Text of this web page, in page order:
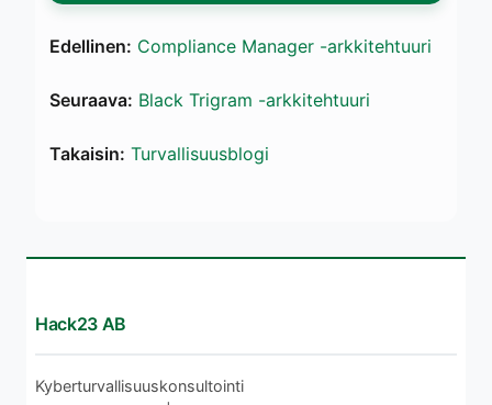
Edellinen: Compliance Manager -arkkitehtuuri
Seuraava: Black Trigram -arkkitehtuuri
Takaisin: Turvallisuusblogi
Hack23 AB
Kyberturvallisuuskonsultointi